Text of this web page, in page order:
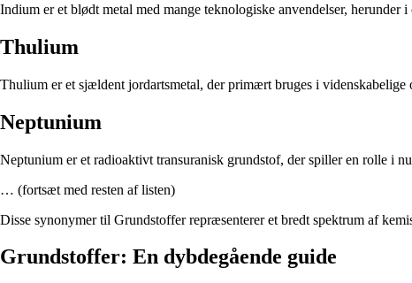
Indium er et blødt metal med mange teknologiske anvendelser, herunder
Thulium
Thulium er et sjældent jordartsmetal, der primært bruges i videnskabelige
Neptunium
Neptunium er et radioaktivt transuranisk grundstof, der spiller en rolle i
… (fortsæt med resten af listen)
Disse synonymer til Grundstoffer repræsenterer et bredt spektrum af
Grundstoffer: En dybdegående guide